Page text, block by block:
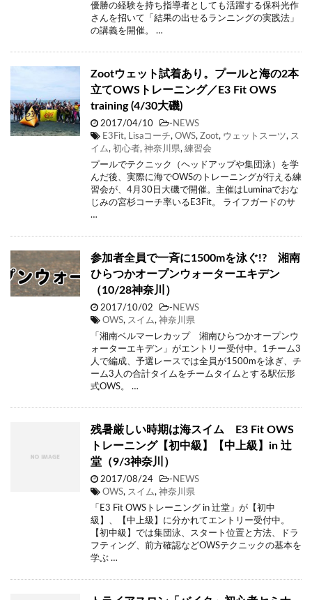
優勝の経験を持ち指導者としても活躍する保科光作
さんを招いて「結果の出せるランニングの実践法」
の講義を開催。 …
Zootウェット試着あり。プールと海の2本
立てOWSトレーニング／E3 Fit OWS
training (4/30大磯)
2017/04/10 - NEWS
E3Fit, Lisaコーチ, OWS, Zoot, ウェットスーツ, ス
イム, 初心者, 神奈川県, 練習会
プールでテクニック（ヘッドアップや集団泳）を学
んだ後、実際に海でOWSのトレーニングが行える練
習会が、4月30日大磯で開催。主催はLuminaでおな
じみの宮杉コーチ率いるE3Fit。 ライフガードのサ
…
参加者全員で一斉に1500mを泳ぐ!? 湘南
ひらつかオープンウォーターエキデン
（10/28神奈川）
2017/10/02 - NEWS
OWS, スイム, 神奈川県
「湘南ベルマーレカップ 湘南ひらつかオープンウ
ォーターエキデン」がエントリー受付中。1チーム3
人で編成、予選レースでは全員が1500mを泳ぎ、チ
ーム3人の合計タイムをチームタイムとする駅伝形
式OWS。 …
残暑厳しい時期は海スイム E3 Fit OWS
トレーニング【初中級】【中上級】in 辻
堂（9/3神奈川）
2017/08/24 - NEWS
OWS, スイム, 神奈川県
「E3 Fit OWSトレーニング in 辻堂」が【初中
級】、【中上級】に分かれてエントリー受付中。
【初中級】では集団泳、スタート位置と方法、ドラ
フティング、前方確認などOWSテクニックの基本を
学ぶ …